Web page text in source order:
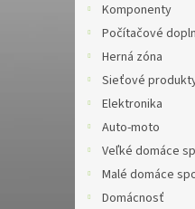
Komponenty
Počítačové
Herná zóna
Sieťové
Elektronika
Auto-moto
Veľké domáce
Malé domáce
Domácnosť